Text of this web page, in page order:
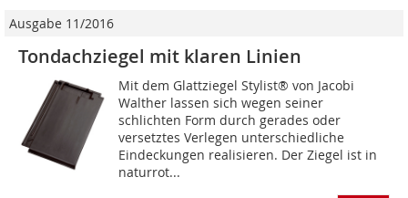
Ausgabe 11/2016
Tondachziegel mit klaren Linien
Mit dem Glattziegel Stylist® von Jacobi
Walther lassen sich wegen seiner
schlichten Form durch gerades oder
versetztes Verlegen unterschiedliche
Eindeckungen realisieren. Der Ziegel ist in
naturrot...